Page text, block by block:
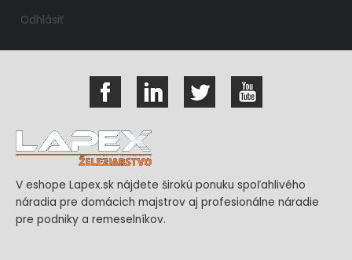
Odhlásiť
V eshope Lapex.sk nájdete širokú ponuku spoľahlivého
náradia pre domácich majstrov aj profesionálne náradie
pre podniky a remeselníkov.